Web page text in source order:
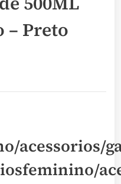
– Preto
acessorios/